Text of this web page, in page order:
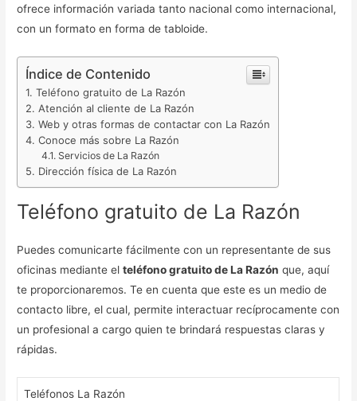
ofrece información variada tanto nacional como internacional,
con un formato en forma de tabloide.
Índice de Contenido
Teléfono gratuito de La Razón
Atención al cliente de La Razón
Web y otras formas de contactar con La Razón
Conoce más sobre La Razón
Servicios de La Razón
Dirección física de La Razón
Teléfono gratuito de La Razón
Puedes comunicarte fácilmente con un representante de sus
oficinas mediante elteléfono gratuito de La Razón que, aquí
te proporcionaremos. Te en cuenta que este es un medio de
contacto libre, el cual, permite interactuar recíprocamente con
un profesional a cargo quien te brindará respuestas claras y
rápidas.
Teléfonos La Razón